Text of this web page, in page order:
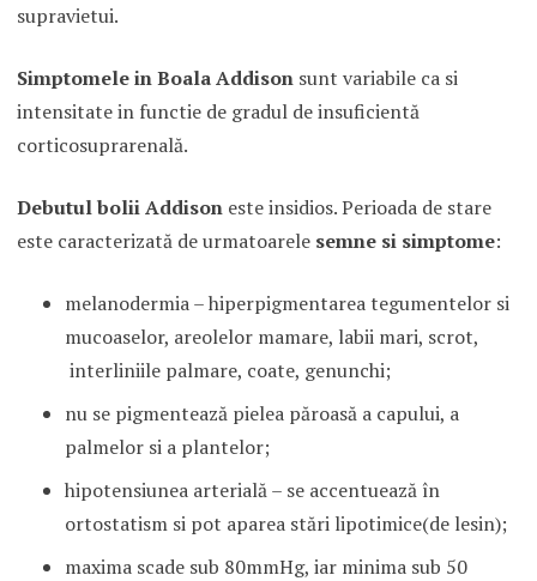
supravietui.
Simptomele in Boala Addison sunt variabile ca si
intensitate in functie de gradul de insuficientă
corticosuprarenală.
Debutul bolii Addisoneste insidios. Perioada de stare
este caracterizată de urmatoarele semne si simptome:
melanodermia – hiperpigmentarea tegumentelor si
mucoaselor, areolelor mamare, labii mari, scrot,
interliniile palmare, coate, genunchi;
nu se pigmentează pielea păroasă a capului, a
palmelor si a plantelor;
hipotensiunea arterială – se accentuează în
ortostatism si pot aparea stări lipotimice(de lesin);
maxima scade sub 80mmHg, iar minima sub 50